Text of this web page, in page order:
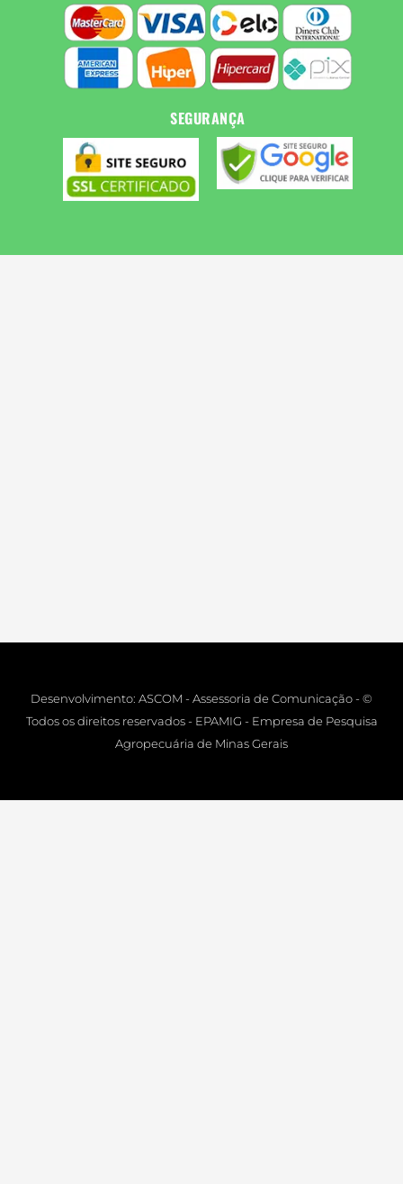
SEGURANÇA
Desenvolvimento: ASCOM - Assessoria de Comunicação - ©
Todos os direitos reservados - EPAMIG - Empresa de Pesquisa
Agropecuária de Minas Gerais